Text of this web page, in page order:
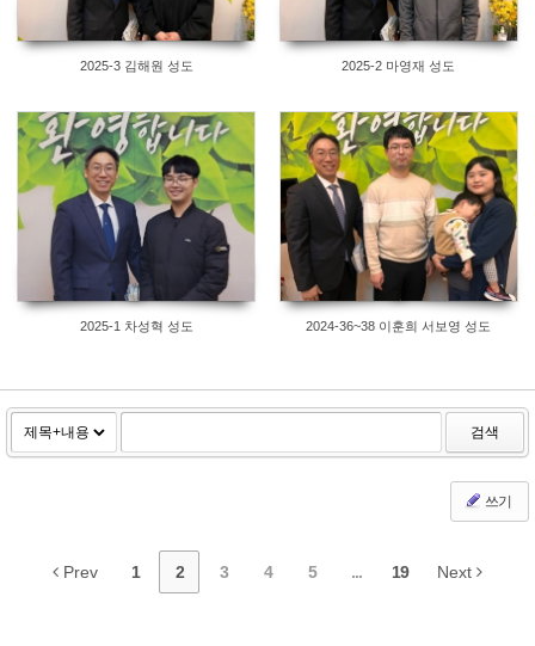
2025-3 김해원 성도 2025-2 마영재 성도
2025-1 차성혁 성도 2024-36~38 이훈희 서보영 성도
검색
쓰기
Prev 1 2 3 4 5 ... 19 Next